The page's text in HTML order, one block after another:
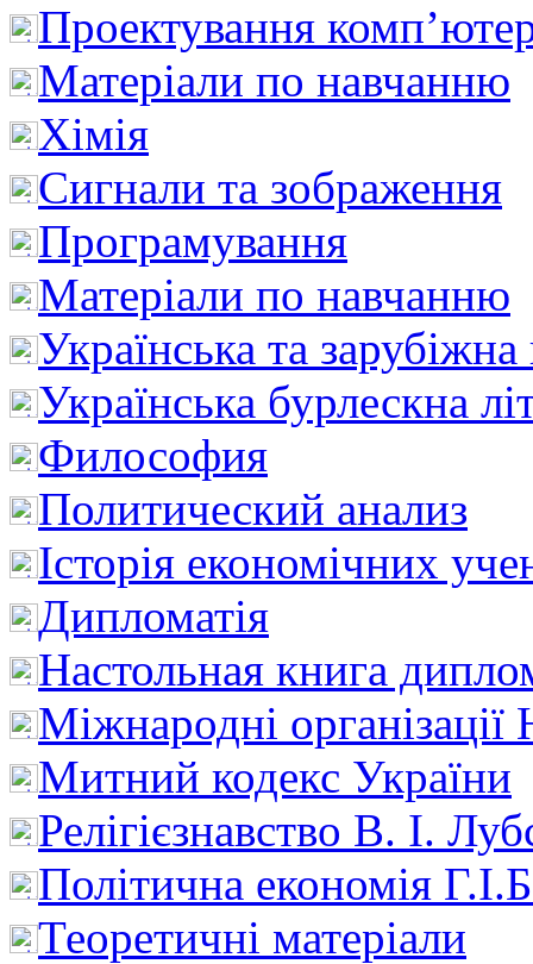
Проектування
Матеріали по навчанню
Хімія
Сигнали та зображення
Програмування
Матеріали по навчанню
Українська та зарубіжна
Українська бурлескна
Философия
Политический анализ
Історія економічних
Дипломатія
Настольная книга
Міжнародні
Митний кодекс України
Релігієзнавство В. І.
Політична економія
Теоретичні матеріали